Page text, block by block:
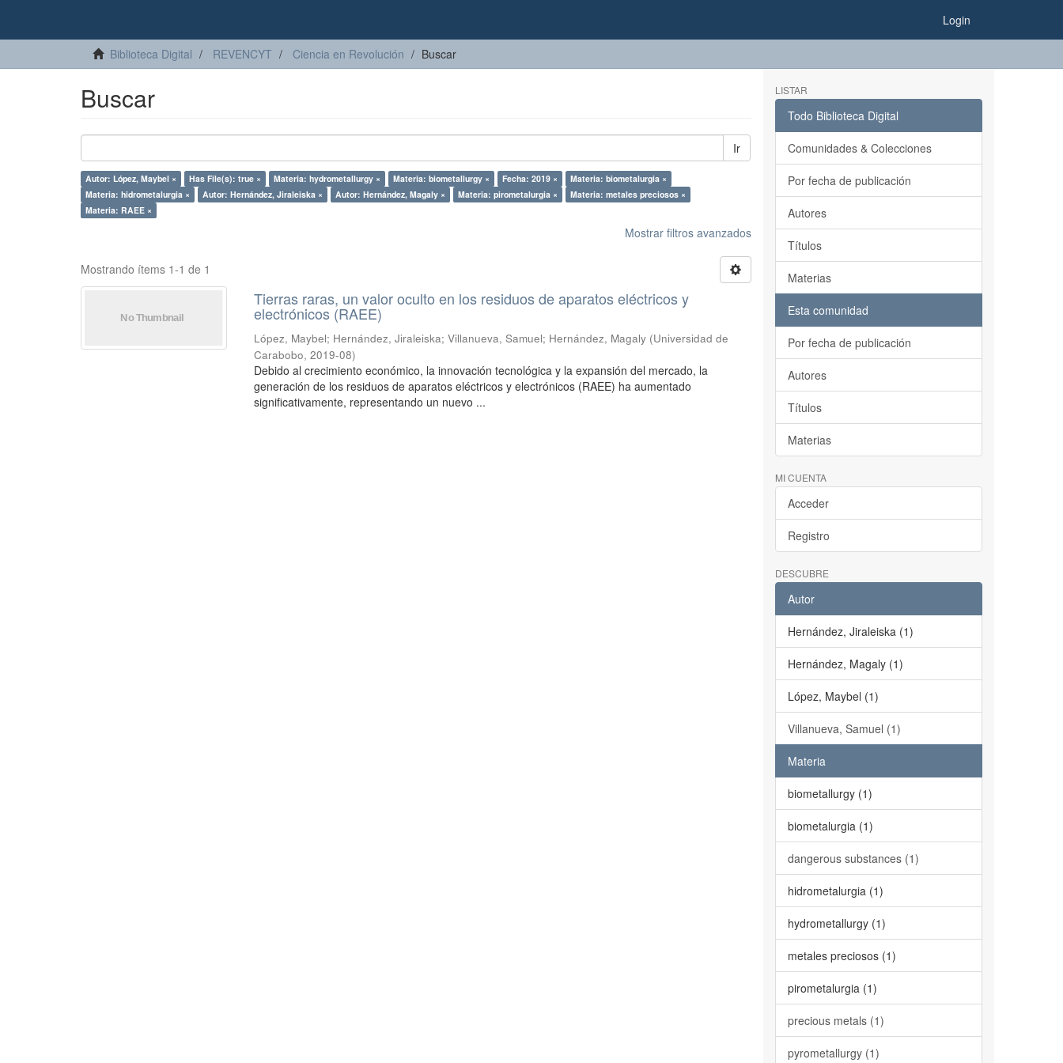
Login
Biblioteca Digital REVENCYT Ciencia en Revolución Buscar
Buscar
Ir
Autor: López, Maybel × Has File(s): true × Materia: hydrometallurgy × Materia: biometallurgy × Fecha: 2019 ×
Materia: biometalurgia ×
Materia: hidrometalurgia ×
Autor: Hernández, Jiraleiska × Autor: Hernández, Magaly × Materia: pirometalurgia ×
Materia: metales preciosos ×
Materia: RAEE ×
Mostrar filtros avanzados
Mostrando ítems 1-1 de 1
Tierras raras, un valor oculto en los residuos de aparatos eléctricos y
electrónicos (RAEE)
López, Maybel; Hernández, Jiraleiska;Villanueva, Samuel; Hernández, Magaly (Universidad de
Carabobo,2019-08)
Debido al crecimiento económico, la innovación tecnológica y la expansión del mercado, la
generación de los residuos de aparatos eléctricos y electrónicos (RAEE) ha aumentado
significativamente, representando un nuevo ...
LISTAR
Todo Biblioteca Digital
Comunidades & Colecciones
Por fecha de publicación
Autores
Títulos
Materias
Esta comunidad
Por fecha de publicación
Autores
Títulos
Materias
MI CUENTA
Acceder
Registro
DESCUBRE
Autor
Hernández, Jiraleiska (1)
Hernández, Magaly (1)
López, Maybel (1)
Villanueva, Samuel (1)
Materia
biometallurgy (1)
biometalurgia (1)
dangerous substances (1)
hidrometalurgia (1)
hydrometallurgy (1)
metales preciosos (1)
pirometalurgia (1)
precious metals (1)
pyrometallurgy (1)